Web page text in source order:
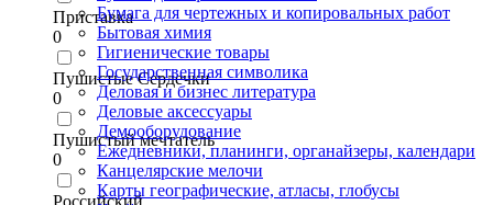
Приставка
0
Пушистые Сердечки
0
Пушистый мечтатель
0
Российский
Бумага для чертежных и копировальных работ
Бытовая химия
Гигиенические товары
Государственная символика
Деловая и бизнес литература
Деловые аксессуары
Демооборудование
Ежедневники, планинги, органайзеры, календари
Канцелярские мелочи
Карты географические, атласы, глобусы